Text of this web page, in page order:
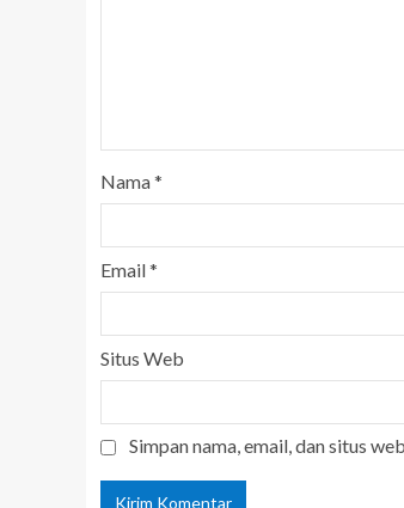
Nama*
Email*
Situs Web
Simpan nama, email, dan situs